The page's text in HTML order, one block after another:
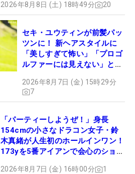
2026年8月8日 (土) 18時49分 20
セキ・ユウティンが前髪パッ
ツンに！ 新ヘアスタイルに
「美しすぎて怖い」「プロゴ
ルファーには見えない」とコ
2026年8月7日 (金) 15時29分
7
「パーティーしようぜ！」身長
154cmの小さなドラコン女子・鈴
木真緒が人生初のホールインワン！
173yを5番アイアンで会心のショッ
2026年8月7日 (金) 16時00分 1